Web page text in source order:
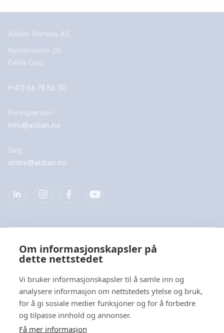
Om informasjonskapsler på
dette nettstedet
Vi bruker informasjonskapsler til å samle inn og
analysere informasjon om nettstedets ytelse og bruk,
for å gi sosiale medier funksjoner og for å forbedre
og tilpasse innhold og annonser.
Få mer informasjon
Aidian Norway AS
Nydalsveien 28,
0484 Oslo
(+47) 66 78 56 30
Forespørsler
info@aidian.no
Salg
ordre@aidian.no
Produkter
Hurtiglenke
Personvern